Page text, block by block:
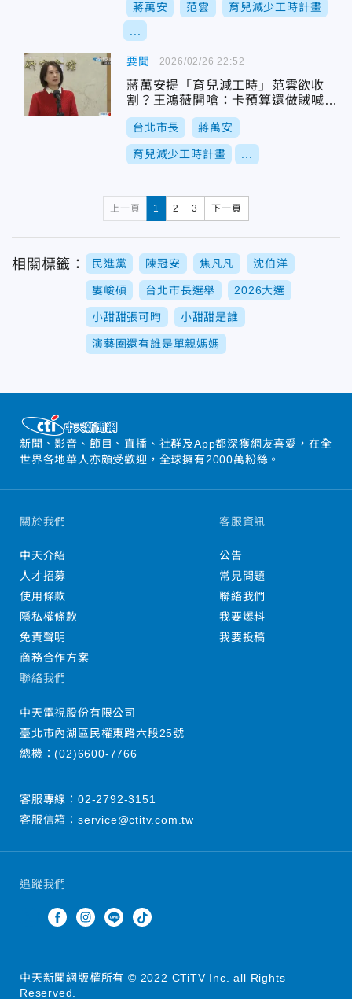
蔣萬安 范雲 育兒減少工時計畫
要聞
蔣萬安提「育兒減工時」范雲欲收
割？王鴻薇開嗆：卡預算還做賊喊捉
賊
台北市長 蔣萬安
育兒減少工時計畫
2026/02/26 22:52
上一頁 1 2 3 下一頁
相關標籤： 民進黨 陳冠安 焦凡凡 沈伯洋
婁峻碩 台北市長選舉 2026大選
小甜甜張可昀 小甜甜是誰
演藝圈還有誰是單親媽媽
新聞、影音、節目、直播、社群及App都深獲網友喜愛，在全
世界各地華人亦頗受歡迎，全球擁有2000萬粉絲。
追蹤我們
關於我們
中天介紹
人才招募
使用條款
隱私權條款
免責聲明
商務合作方案
客服資訊
公告
常見問題
聯絡我們
我要爆料
我要投稿
聯絡我們
中天電視股份有限公司
臺北市內湖區民權東路六段25號
總機：(02)6600-7766
客服專線： 02-2792-3151
客服信箱： service@ctitv.com.tw
中天新聞網版權所有 © 2022 CTiTV Inc. all Rights
Reserved.